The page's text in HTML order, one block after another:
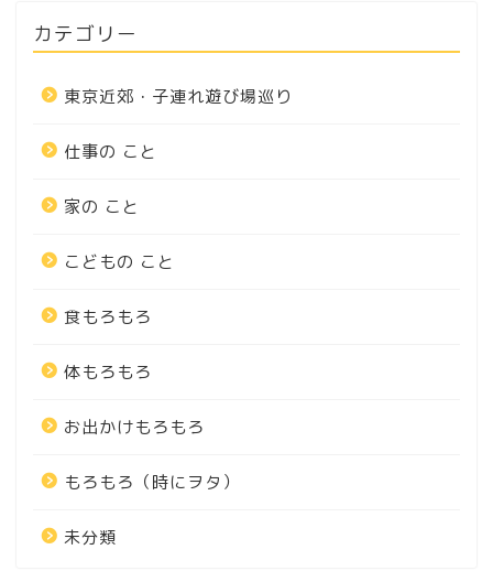
カテゴリー
東京近郊・子連れ遊び場巡り
仕事の こと
家の こと
こどもの こと
食もろもろ
体もろもろ
お出かけもろもろ
もろもろ（時にヲタ）
未分類